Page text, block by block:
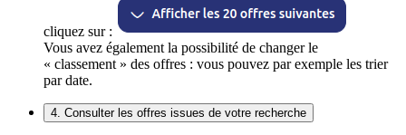
cliquez sur :
Vous avez également la possibilité de changer le
« classement » des offres : vous pouvez par exemple les trier
par date.
4. Consulter les offres issues de votre recherche